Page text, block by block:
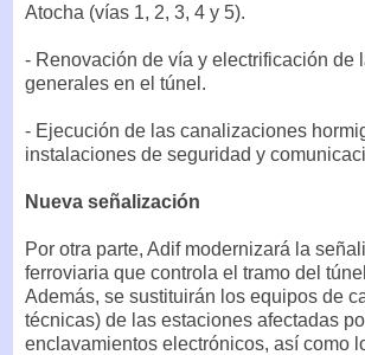
Atocha (vías 1, 2, 3, 4 y 5).
- Renovación de vía y electrificación de
generales en el túnel.
- Ejecución de las canalizaciones
instalaciones de seguridad y
Nueva señalización
Por otra parte, Adif modernizará la
ferroviaria que controla el tramo del
Además, se sustituirán los equipos de
técnicas) de las estaciones afectadas
enclavamientos electrónicos, así como